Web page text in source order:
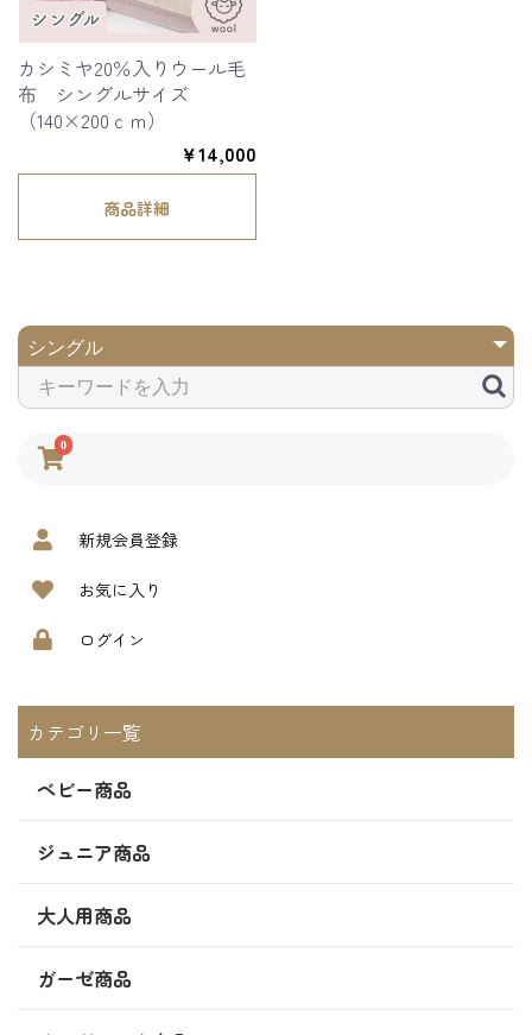
0
新規会員登録
お気に入り
ログイン
カテゴリ一覧
ベビー商品
ジュニア商品
大人用商品
ガーゼ商品
カシミヤ20％入りウール毛
布 シングルサイズ
（140×200ｃｍ）
￥14,000
商品詳細